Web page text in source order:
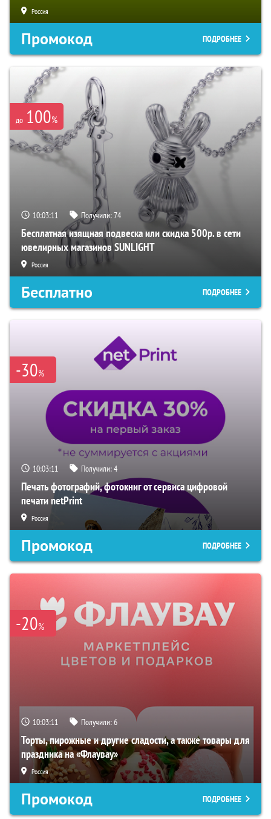
Россия
Промокод ПОДРОБНЕЕ
до 100%
10:03:10 Получили:74
Бесплатная изящная подвеска или скидка 500р. в сети
ювелирных магазинов SUNLIGHT
Россия
Бесплатно ПОДРОБНЕЕ
-30%
10:03:10 Получили:4
Печать фотографий, фотокниг от сервиса цифровой
печати netPrint
Россия
Промокод ПОДРОБНЕЕ
-20%
10:03:10 Получили:6
Торты, пирожные и другие сладости, а также товары для
праздника на «Флаувау»
Россия
Промокод ПОДРОБНЕЕ